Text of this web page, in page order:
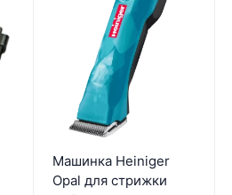
Машинка Heiniger
Opal для стрижки